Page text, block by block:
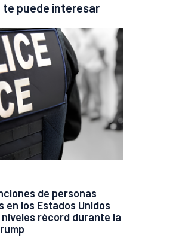
te puede interesar
de personas
en los Estados Unidos
récord durante la